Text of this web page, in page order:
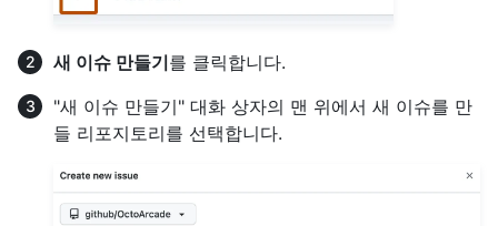
새 이슈 만들기를 클릭합니다.
"새 이슈 만들기" 대화 상자의 맨 위에서 새 이슈를 만
들 리포지토리를 선택합니다.